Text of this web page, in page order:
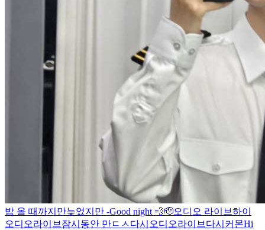
밥 올 때까지만늦었지만 -Good night 💨🫡오디오 라이브하이
오디오라이브 잠시동안 만ㄷㅅ다시 오디오라이브 다시 커몬Hi